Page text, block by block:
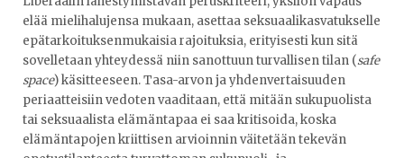
elää mielihalujensa mukaan, asettaa seksuaalikasvatukselle
epätarkoituksenmukaisia rajoituksia, erityisesti kun sitä
sovelletaan yhteydessä niin sanottuun turvallisen tilan (safe
space) käsitteeseen. Tasa-arvon ja yhdenvertaisuuden
periaatteisiin vedoten vaaditaan, että mitään sukupuolista
tai seksuaalista elämäntapaa ei saa kritisoida, koska
elämäntapojen kriittisen arvioinnin väitetään tekevän